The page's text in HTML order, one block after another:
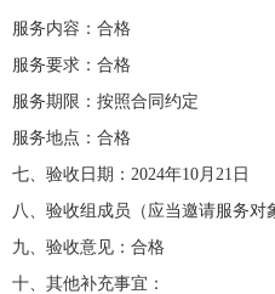
服务内容：合格
服务要求：合格
服务期限：按照合同约定
服务地点：合格
七、验收日期：2024年10月21日
八、验收组成员（应当邀请服务
九、验收意见：合格
十、其他补充事宜：